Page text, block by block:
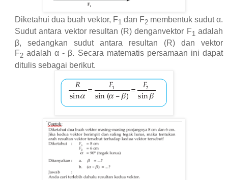
Diketahui dua buah vektor, F1 dan F2 membentuk sudut α.
Sudut antara vektor resultan (R) denganvektor F1 adalah
β, sedangkan sudut antara resultan (R) dan vektor
F2adalah α - β. Secara matematis persamaan ini dapat
ditulis sebagai berikut.